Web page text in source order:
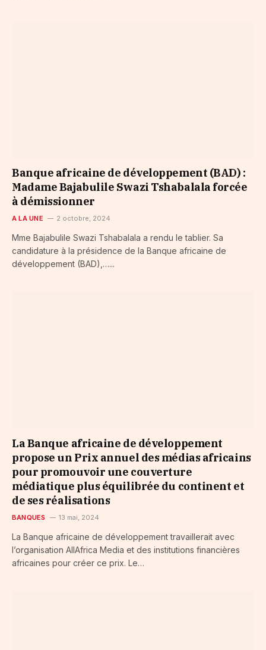
Banque africaine de développement (BAD) :
Madame Bajabulile Swazi Tshabalala forcée
à démissionner
A LA UNE 2 octobre, 2024
Mme Bajabulile Swazi Tshabalala a rendu le tablier. Sa
candidature à la présidence de la Banque africaine de
développement (BAD),…...
La Banque africaine de développement
propose un Prix annuel des médias africains
pour promouvoir une couverture
médiatique plus équilibrée du continent et
de ses réalisations
BANQUES 13 mai, 2024
La Banque africaine de développement travaillerait avec
l’organisation AllAfrica Media et des institutions financières
africaines pour créer ce prix. Le…